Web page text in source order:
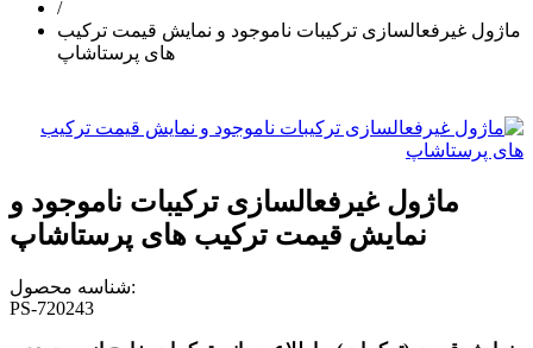
/
ماژول غیرفعالسازی ترکیبات ناموجود و نمایش قیمت ترکیب
های پرستاشاپ
ماژول غیرفعالسازی ترکیبات ناموجود و
نمایش قیمت ترکیب های پرستاشاپ
شناسه محصول:
PS-720243